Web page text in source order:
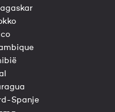
Spanje